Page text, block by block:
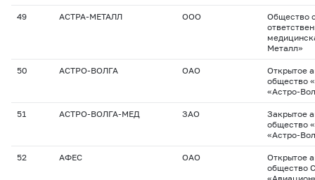
49 АСТРА-МЕТАЛЛ ООО
Общество
Металл»
50 АСТРО-ВОЛГА ОАО
Открытое
общество
«Астро-
51 АСТРО-ВОЛГА-МЕД ЗАО
Закрытое
общество
«Астро-
52 АФЕС ОАО
Открытое
общество